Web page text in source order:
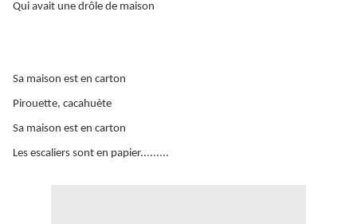
Qui avait une drôle de maison
Sa maison est en carton
Pirouette, cacahuète
Sa maison est en carton
Les escaliers sont en papier.........